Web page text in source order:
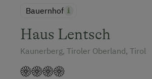
Bauernhof
Haus Lentsch
Kaunerberg, Tiroler Oberland, Tirol